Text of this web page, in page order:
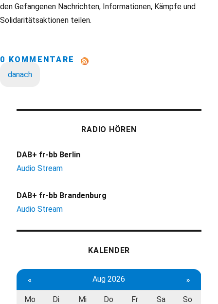
den Gefangenen Nachrichten, Informationen, Kämpfe und
Solidaritätsaktionen teilen.
0 KOMMENTARE
danach
RADIO HÖREN
DAB+ fr-bb Berlin
Audio Stream
DAB+ fr-bb Brandenburg
Audio Stream
KALENDER
« Aug 2026 »
Mo Di Mi Do Fr Sa So